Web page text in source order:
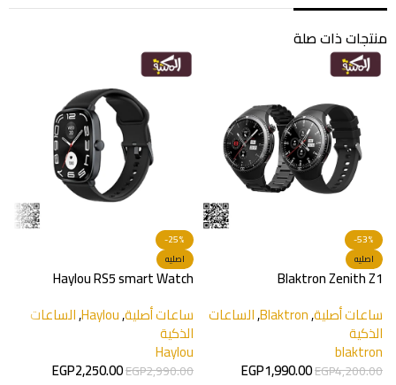
منتجات ذات صلة
-53%
اصليه
Blaktron Zenith Z1
ساعات أصلية,
Blaktron
,الساعات
الذكية
blaktron
EGP4,200.00
EGP1,990.00
-25%
اصليه
Haylou RS5 smart Watch
ساعات أصلية,
Haylou
,الساعات
الذكية
Haylou
EGP2,990.00
EGP2,250.00